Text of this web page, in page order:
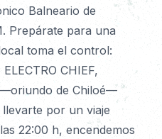
Balneario de
Prepárate para una
toma el control:
CHIEF,
—oriundo de Chiloé—
por un viaje
22:00 h, encendemos